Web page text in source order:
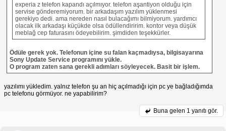
experia z telefon kapandı açılmıyor. telefon aşantiyon olduğu için
servise gönderemiyorum. bir arkadaşım yazılım yüklenmesi
gerekiyo dedi. ama nereden nasıl bulacağımı bilmiyorum. yardımcı
olacak ilk arkadaşı küçükde olsa ödüllendiririm. kontor veya düşük
meblağ cep faturasını ödeyebilirim. şimdiden teşekkürler.
Ödüle gerek yok. Telefonun içine su falan kaçmadıysa, bilgisayarına
Sony Update Service programını yükle.
O program zaten sana gerekli adımları söyleyecek. Basit bir işlem.
yazılımı yükledim. yalnız telefon şu an hiç açılmadığı için pc ye bağladığımda
pc telefonu görmüyor. ne yapabilirim?
Buna gelen 1 yanıtı gör.